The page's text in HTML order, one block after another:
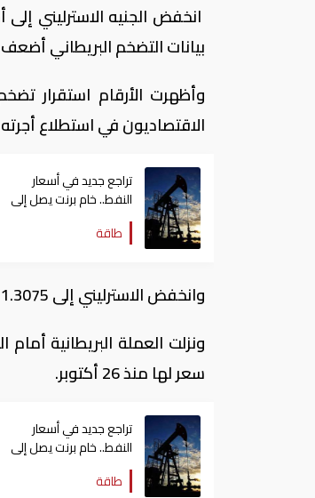
انخفض الجنيه الاسترليني
بيانات التضخم البريطاني
وأظهرت الأرقام استقرار
الاقتصاديون في استطلاع أجرته رويترز 3.1%، بحسب
تراجع جديد في أسعار
النفط.. خام برنت يصل إلى
80.66 دولاراً للبرميل
طاقة
وانخفض الاسترليني إلى 1.3075 دولار بعد البيانات من 1.3115 دولار قبلها ليتراجع حوالي 0.3 % عن اليوم السابق.
سعر لها منذ 26 أكتوبر.
تراجع جديد في أسعار
النفط.. خام برنت يصل إلى
80.66 دولاراً للبرميل
طاقة